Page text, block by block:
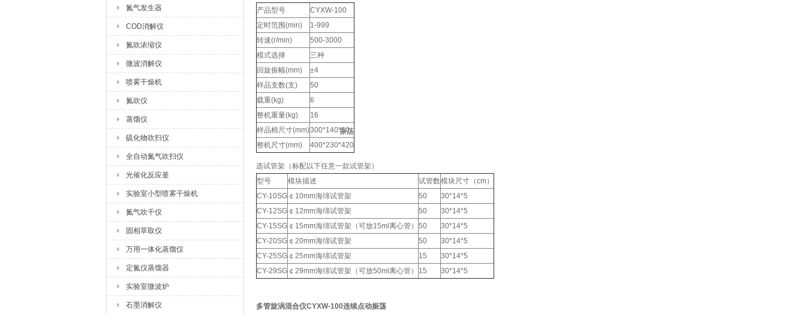
氮气发生器
COD消解仪
氮吹浓缩仪
微波消解仪
喷雾干燥机
氮吹仪
蒸馏仪
硫化物吹扫仪
全自动氮气吹扫仪
光催化反应釜
实验室小型喷雾干燥机
氮气吹干仪
固相萃取仪
万用一体化蒸馏仪
定氮仪蒸馏器
实验室微波炉
石墨消解仪
产品型号
CYXW-100
定时范围(min)
1-999
转速(r/min)
500-3000
模式选择
三种
回旋振幅(mm)
±4
样品支数(支)
50
载重(kg)
6
整机重量(kg)
16
样品棉尺寸(mm)300*140*50
整机尺寸(mm)
400*230*420
选试管架（标配以下任意一款试管架）
型号
模块描述 试管数模块尺寸（cm）
CY-10SG ￠10mm海绵试管架 50
30*14*5
CY-12SG ￠12mm海绵试管架 50
30*14*5
CY-15SG ￠15mm海绵试管架（可放15ml离心管） 50
30*14*5
CY-20SG ￠20mm海绵试管架 50
30*14*5
CY-25SG ￠25mm海绵试管架 15
30*14*5
CY-29SG ￠29mm海绵试管架（可放50ml离心管） 15 30*14*5
多管旋涡混合仪CYXW-100连续点动振荡